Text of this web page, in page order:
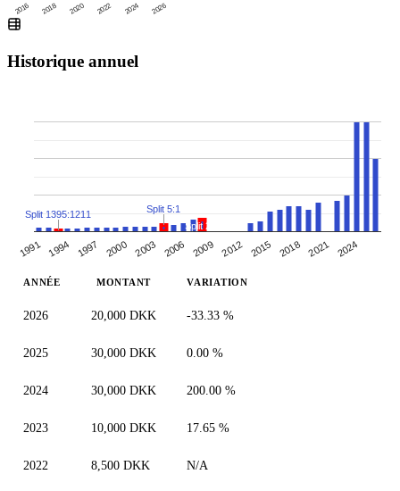
2016 2018 2020 2022 2024 2026
Historique annuel
1991 1994 1997 2000 2003 2006 2009 2012 2015 2018 2021 2024
Split 1395:1211
Split 5:1
Split 2:1
ANNÉE MONTANT VARIATION
2026 20,000 DKK -33.33 %
2025 30,000 DKK 0.00 %
2024 30,000 DKK 200.00 %
2023 10,000 DKK 17.65 %
2022 8,500 DKK N/A